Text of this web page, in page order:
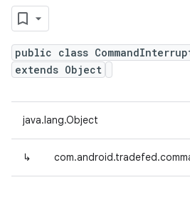
public class
extends Object
java.lang.Object
↳